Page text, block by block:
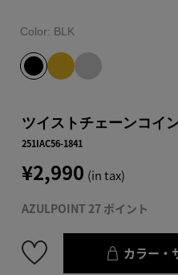
Color: BLK
ツイストチェーンコイ
251IAC56-1841
¥2,990 (in tax)
AZULPOINT 27 ポイント
カラー・